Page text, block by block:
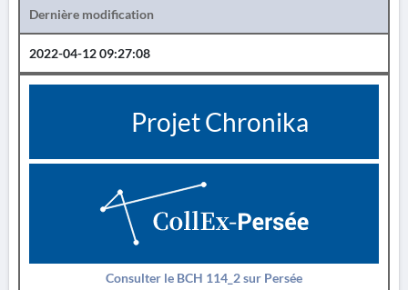
Dernière modification
2022-04-12 09:27:08
Projet Chronika
Consulter le BCH 114_2 sur Persée